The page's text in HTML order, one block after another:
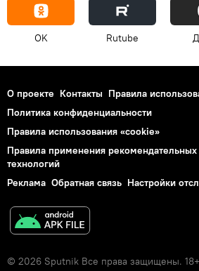
OK Rutube
О проекте Контакты Правила
Политика конфиденциальности
Правила использования «cookie»
Правила применения рекомендательных
технологий
Реклама Обратная связь Настройки
© 2026 Sputnik Все права защищены. 18+